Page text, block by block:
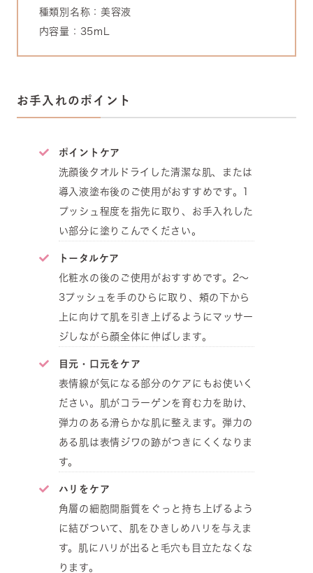
種類別名称：美容液
内容量：35mL
お手入れのポイント
ポイントケア
洗顔後タオルドライした清潔な肌、または
導入液塗布後のご使用がおすすめです。1
プッシュ程度を指先に取り、お手入れした
い部分に塗りこんでください。
トータルケア
化粧水の後のご使用がおすすめです。2～
3プッシュを手のひらに取り、頬の下から
上に向けて肌を引き上げるようにマッサー
ジしながら顔全体に伸ばします。
目元・口元をケア
表情線が気になる部分のケアにもお使いく
ださい。肌がコラーゲンを育む力を助け、
弾力のある滑らかな肌に整えます。弾力の
ある肌は表情ジワの跡がつきにくくなりま
す。
ハリをケア
角層の細胞間脂質をぐっと持ち上げるよう
に結びついて、肌をひきしめハリを与えま
す。肌にハリが出ると毛穴も目立たなくな
ります。